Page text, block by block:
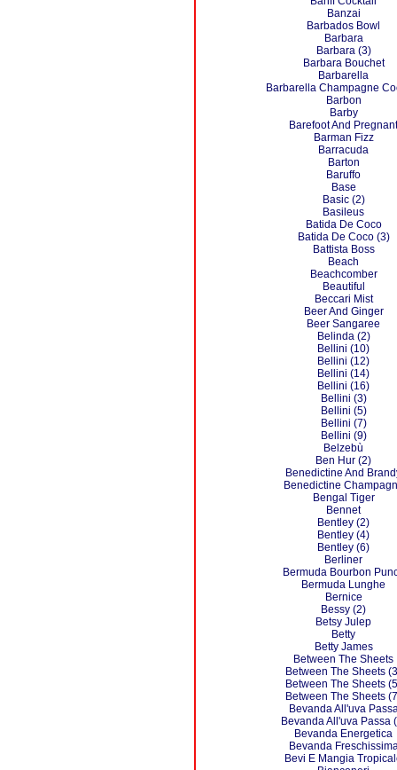
Banzai
Barbados Bowl
Barbara
Barbara (3)
Barbara Bouchet
Barbarella
Barbarella Champagne
Barbon
Barby
Barefoot And Pregnant
Barman Fizz
Barracuda
Barton
Baruffo
Base
Basic (2)
Basileus
Batida De Coco
Batida De Coco (3)
Battista Boss
Beach
Beachcomber
Beautiful
Beccari Mist
Beer And Ginger
Beer Sangaree
Belinda (2)
Bellini (10)
Bellini (12)
Bellini (14)
Bellini (16)
Bellini (3)
Bellini (5)
Bellini (7)
Bellini (9)
Belzebù
Ben Hur (2)
Benedictine And
Benedictine
Bengal Tiger
Bennet
Bentley (2)
Bentley (4)
Bentley (6)
Berliner
Bermuda Bourbon
Bermuda Lunghe
Bernice
Bessy (2)
Betsy Julep
Betty
Betty James
Between The Sheets
Between The Sheets
Between The Sheets
Between The Sheets
Bevanda All'uva
Bevanda All'uva Passa
Bevanda Energetica
Bevanda
Bevi E Mangia